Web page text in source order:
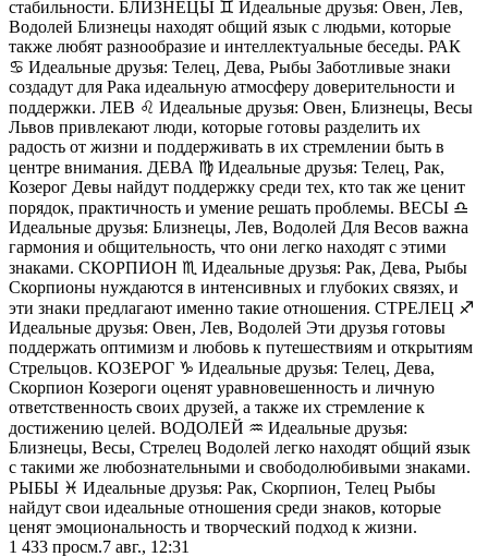
стабильности. БЛИЗНЕЦЫ ♊️ Идеальные друзья: Овен, Лев,
Водолей Близнецы находят общий язык с людьми, которые
также любят разнообразие и интеллектуальные беседы. РАК
♋️ Идеальные друзья: Телец, Дева, Рыбы Заботливые знаки
создадут для Рака идеальную атмосферу доверительности и
поддержки. ЛЕВ ♌️ Идеальные друзья: Овен, Близнецы, Весы
Львов привлекают люди, которые готовы разделить их
радость от жизни и поддерживать в их стремлении быть в
центре внимания. ДЕВА ♍️ Идеальные друзья: Телец, Рак,
Козерог Девы найдут поддержку среди тех, кто так же ценит
порядок, практичность и умение решать проблемы. ВЕСЫ ♎️
Идеальные друзья: Близнецы, Лев, Водолей Для Весов важна
гармония и общительность, что они легко находят с этими
знаками. СКОРПИОН ♏️ Идеальные друзья: Рак, Дева, Рыбы
Скорпионы нуждаются в интенсивных и глубоких связях, и
эти знаки предлагают именно такие отношения. СТРЕЛЕЦ ♐️
Идеальные друзья: Овен, Лев, Водолей Эти друзья готовы
поддержать оптимизм и любовь к путешествиям и открытиям
Стрельцов. КОЗЕРОГ ♑️ Идеальные друзья: Телец, Дева,
Скорпион Козероги оценят уравновешенность и личную
ответственность своих друзей, а также их стремление к
достижению целей. ВОДОЛЕЙ ♒️ Идеальные друзья:
Близнецы, Весы, Стрелец Водолей легко находят общий язык
с такими же любознательными и свободолюбивыми знаками.
РЫБЫ ♓️ Идеальные друзья: Рак, Скорпион, Телец Рыбы
найдут свои идеальные отношения среди знаков, которые
ценят эмоциональность и творческий подход к жизни.
1 433 просм.7 авг., 12:31